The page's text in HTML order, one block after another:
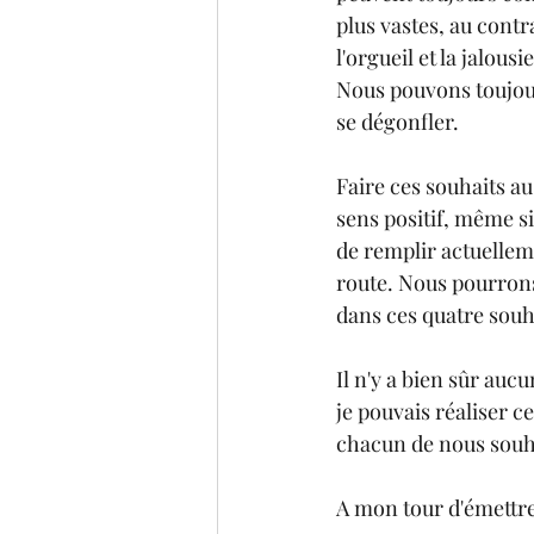
plus vastes, au
l'orgueil et la
Nous pouvons
se dégonfler.
Faire ces souhaits
sens positif, même
de remplir
route. Nous
dans ces quatre
Il n'y a bien sûr
je pouvais réaliser
chacun de nous
A mon tour